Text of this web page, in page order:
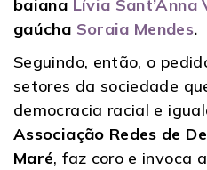
baiana Lívia Sant’Anna
gaúcha Soraia Mendes.
Seguindo, então, o
setores da sociedade
democracia racial e
Associação Redes de
Maré, faz coro e invoca